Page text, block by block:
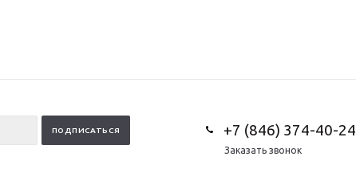
+7 (846) 374-40-24
Заказать звонок